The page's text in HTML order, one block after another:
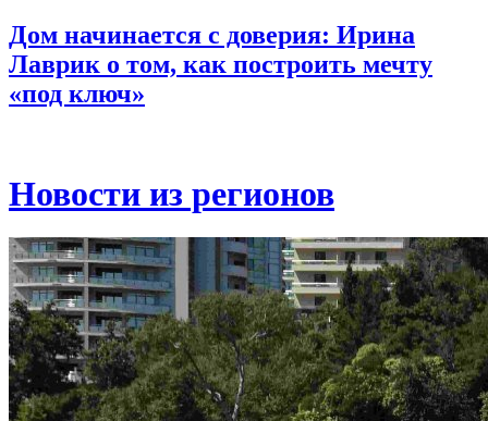
Дом начинается с доверия: Ирина
Лаврик о том, как построить мечту
«под ключ»
Новости из регионов